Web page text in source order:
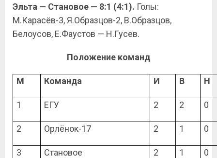
Эльта — Становое — 8:1 (4:1). Голы:
М.Карасёв-3, Я.Образцов-2, В.Образцов,
Белоусов, Е.Фаустов — Н.Гусев.
Положение команд
М Команда И В Н
1 ЕГУ 2 2 0
2 Орлёнок-17 2 1 0
3 Становое 2 1 0